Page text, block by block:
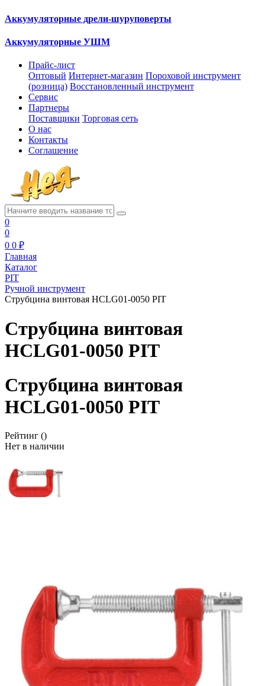
Аккумуляторные дрели-шуруповерты
Аккумуляторные УШМ
Прайс-лист
Оптовый Интернет-магазин Пороховой инструмент
(розница) Восстановленный инструмент
Сервис
Партнеры
Поставщики Торговая сеть
О нас
Контакты
Соглашение
0
0
0 0 ₽
Главная
Каталог
PIT
Ручной инструмент
Струбцина винтовая HCLG01-0050 PIT
Струбцина винтовая
HCLG01-0050 PIT
Струбцина винтовая
HCLG01-0050 PIT
Рейтинг ()
Нет в наличии